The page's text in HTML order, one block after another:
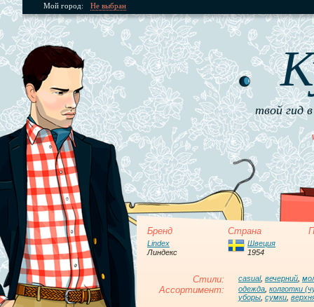
Мой город: Не выбран
твой гид
Бренд Страна
Lindex
Линдекс
Швеция
1954
Стили: casual, вечерний
Ассортимент: одежда колготки
уборы сумки